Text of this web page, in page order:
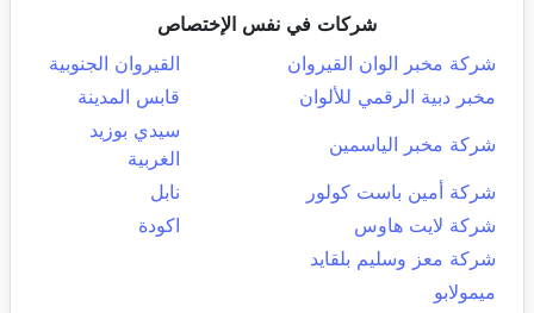
شركات في نفس الإختصاص
شركة مخبر الوان القيروان
القيروان الجنوبية
مخبر دبية الرقمي للألوان
قابس المدينة
شركة مخبر الياسمين
سيدي بوزيد
الغربية
شركة أمين باست كولور
نابل
شركة لايت هاوس
اكودة
شركة معز وسليم بلقايد
ميمولابو